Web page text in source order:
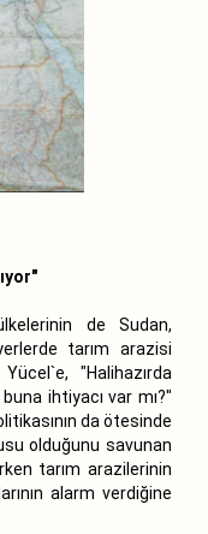
de Sudan,
tarım arazisi
"Halihazırda
ihtiyacı var mı?"
da ötesinde
olduğunu savunan
tarım arazilerinin
alarm verdiğine